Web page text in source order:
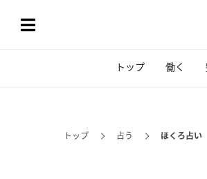
トップ 働く
トップ 占う ほくろ占い